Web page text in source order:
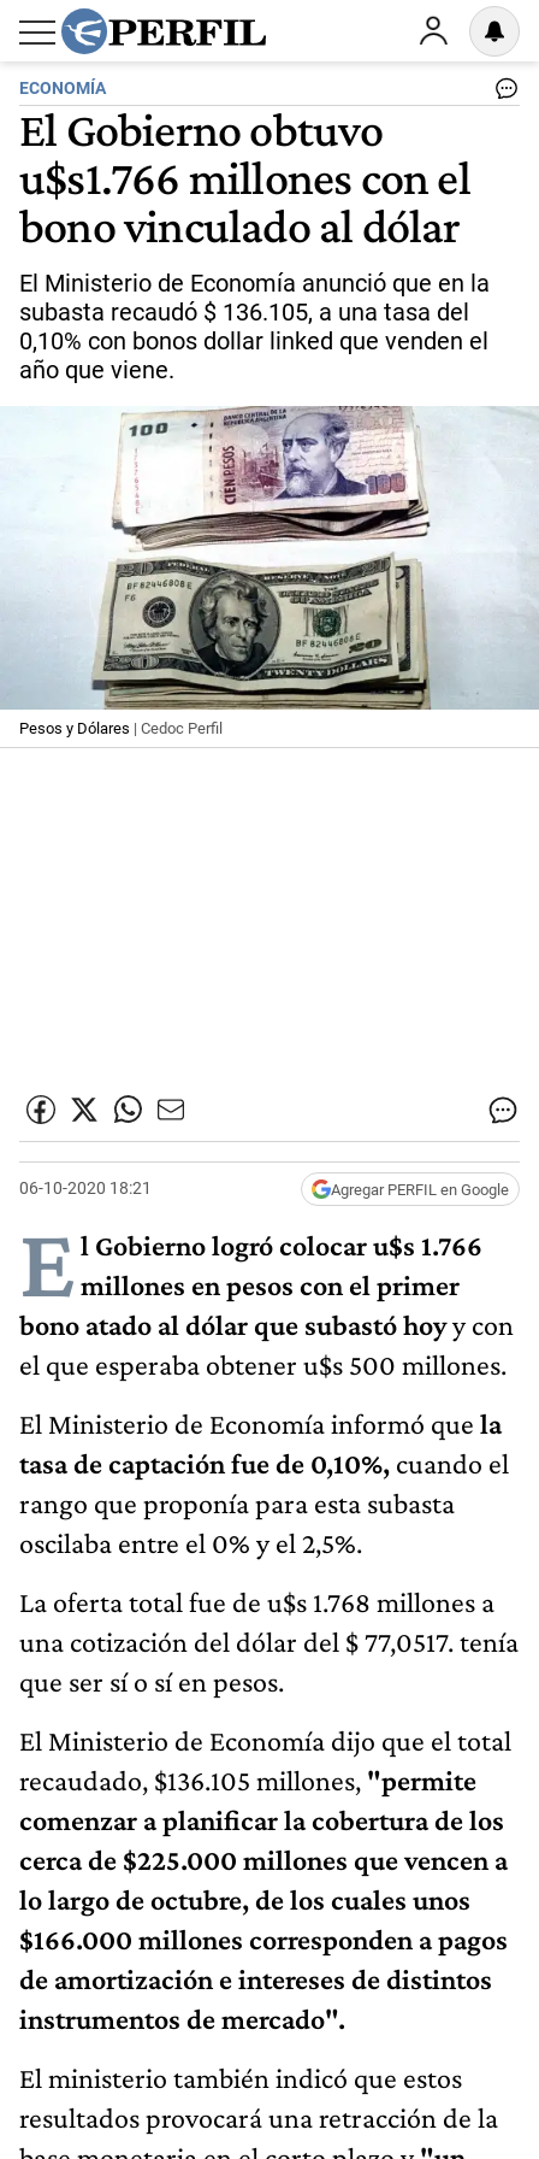
ECONOMÍA
El Gobierno obtuvo
u$s1.766 millones con el
bono vinculado al dólar
El Ministerio de Economía anunció que en la
subasta recaudó $ 136.105, a una tasa del
0,10% con bonos dollar linked que venden el
año que viene.
Pesos y Dólares | Cedoc Perfil
06-10-2020 18:21 Agregar PERFIL en Google
E l Gobierno logró colocar u$s 1.766
millones en pesos con el primer
bono atado al dólar que subastó hoyy con
el que esperaba obtener u$s 500 millones.
El Ministerio de Economía informó que la
tasa de captación fue de 0,10%, cuando el
rango que proponía para esta subasta
oscilaba entre el 0% y el 2,5%.
La oferta total fue de u$s 1.768 millones a
una cotización del dólar del $ 77,0517. tenía
que ser sí o sí en pesos.
El Ministerio de Economía dijo que el total
recaudado, $136.105 millones, "permite
comenzar a planificar la cobertura de los
cerca de $225.000 millones que vencen a
lo largo de octubre, de los cuales unos
$166.000 millones corresponden a pagos
de amortización e intereses de distintos
instrumentos de mercado".
El ministerio también indicó que estos
resultados provocará una retracción de la